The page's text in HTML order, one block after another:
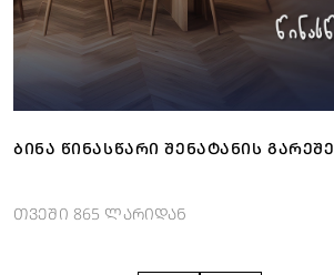
ᲑᲘᲜᲐ ᲬᲘᲜᲐᲡᲬᲐᲠᲘ ᲨᲔᲜᲐᲢᲐᲜᲘᲡ ᲒᲐᲠᲔᲨᲔ
თვეში 865 ლარიდან